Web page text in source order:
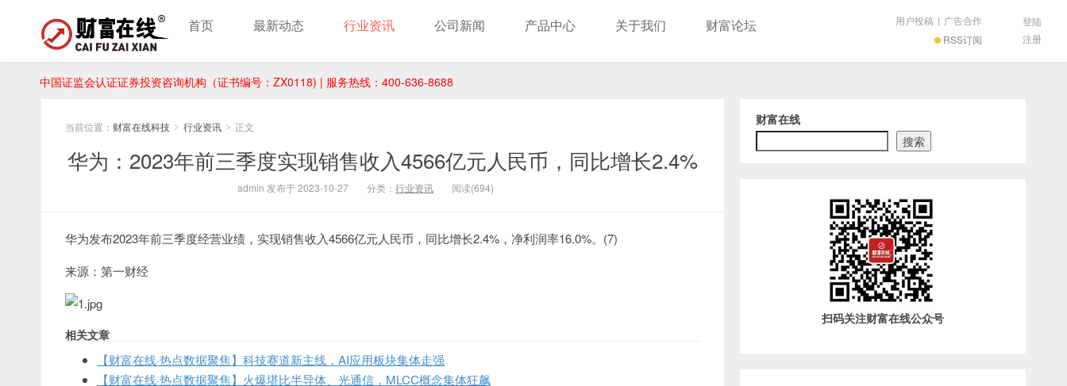
中国证监会认证证券投资咨询机构（证书编号：ZX0118) | 服务热线：400-636-8688
首页 最新动态 行业资讯 公司新闻 产品中心 关于我们 财富论坛
RSS订阅
用户投稿 | 广告合作
登陆
注册
当前位置： 财富在线科技 > 行业资讯 > 正文
华为：2023年前三季度实现销售收入4566亿元人民币，同比增长2.4%
admin 发布于 2023-10-27 分类： 行业资讯 阅读(694)
华为发布2023年前三季度经营业绩，实现销售收入4566亿元人民币，同比增长2.4%，净利润率16.0%。(7)
来源：第一财经
相关文章
【财富在线·热点数据聚焦】科技赛道新主线，AI应用板块集体走强
【财富在线·热点数据聚焦】火爆堪比半导体、光通信，MLCC概念集体狂飙
财富在线
搜索
扫码关注财富在线公众号